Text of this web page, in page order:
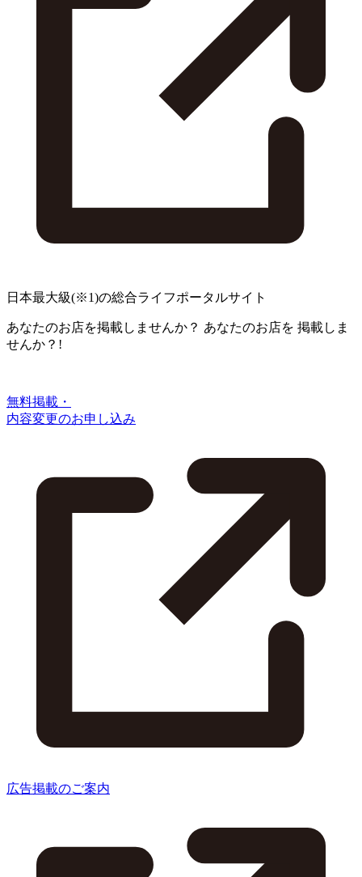
日本最大級(※1)の総合ライフポータルサイト
あなたのお店を掲載しませんか？ あなたのお店を 掲載しま
せんか？!
無料掲載・
内容変更のお申し込み
広告掲載のご案内